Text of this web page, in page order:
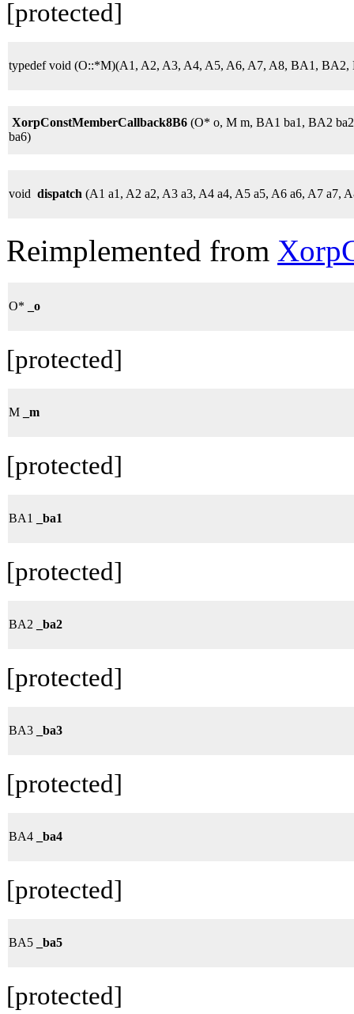
[protected]
typedef void (O::*M)(A1, A2, A3, A4, A5, A6, A7, A8, BA1,
XorpConstMemberCallback8B6 (O* o, M m, BA1 ba1, BA2
ba6)
void dispatch (A1 a1, A2 a2, A3 a3, A4 a4, A5 a5, A6 a6, A7 a7,
Reimplemented from
O* _o
[protected]
M _m
[protected]
BA1 _ba1
[protected]
BA2 _ba2
[protected]
BA3 _ba3
[protected]
BA4 _ba4
[protected]
BA5 _ba5
[protected]